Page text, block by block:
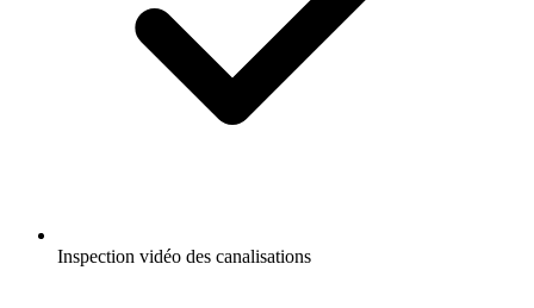
Inspection vidéo des canalisations